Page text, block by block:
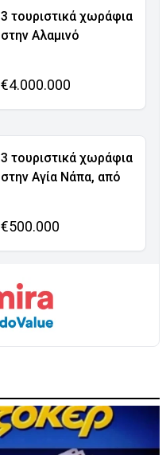
3 τουριστικά χωράφια
στην Αλαμινό
€4.000.000
3 τουριστικά χωράφια
στην Αγία Νάπα, από
€500.000